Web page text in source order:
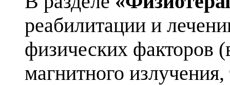
реабилитации и
физических факторов
магнитного